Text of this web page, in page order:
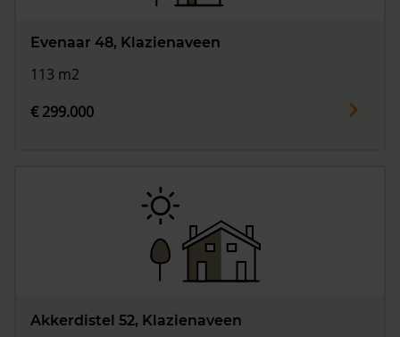
Evenaar 48, Klazienaveen
113 m2
€ 299.000
Akkerdistel 52, Klazienaveen